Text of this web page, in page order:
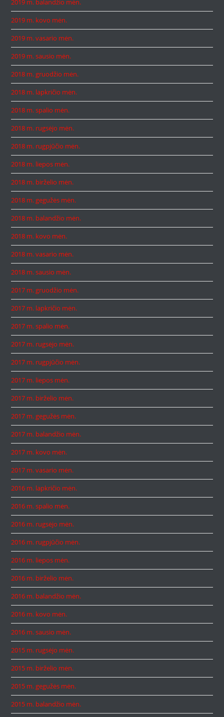
2019 m. balandžio mėn.
2019 m. kovo mėn.
2019 m. vasario mėn.
2019 m. sausio mėn.
2018 m. gruodžio mėn.
2018 m. lapkričio mėn.
2018 m. spalio mėn.
2018 m. rugsėjo mėn.
2018 m. rugpjūčio mėn.
2018 m. liepos mėn.
2018 m. birželio mėn.
2018 m. gegužės mėn.
2018 m. balandžio mėn.
2018 m. kovo mėn.
2018 m. vasario mėn.
2018 m. sausio mėn.
2017 m. gruodžio mėn.
2017 m. lapkričio mėn.
2017 m. spalio mėn.
2017 m. rugsėjo mėn.
2017 m. rugpjūčio mėn.
2017 m. liepos mėn.
2017 m. birželio mėn.
2017 m. gegužės mėn.
2017 m. balandžio mėn.
2017 m. kovo mėn.
2017 m. vasario mėn.
2016 m. lapkričio mėn.
2016 m. spalio mėn.
2016 m. rugsėjo mėn.
2016 m. rugpjūčio mėn.
2016 m. liepos mėn.
2016 m. birželio mėn.
2016 m. balandžio mėn.
2016 m. kovo mėn.
2016 m. sausio mėn.
2015 m. rugsėjo mėn.
2015 m. birželio mėn.
2015 m. gegužės mėn.
2015 m. balandžio mėn.